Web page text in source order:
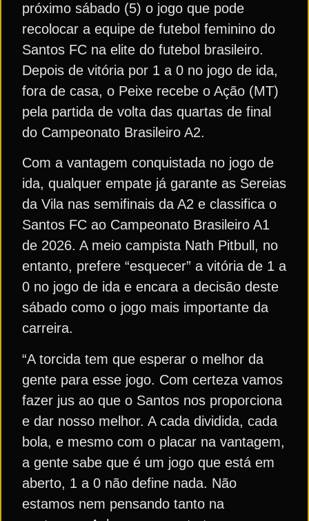
próximo sábado (5) o jogo que pode
recolocar a equipe de futebol feminino do
Santos FC na elite do futebol brasileiro.
Depois de vitória por 1 a 0 no jogo de ida,
fora de casa, o Peixe recebe o Ação (MT)
pela partida de volta das quartas de final
do Campeonato Brasileiro A2.
Com a vantagem conquistada no jogo de
ida, qualquer empate já garante as Sereias
da Vila nas semifinais da A2 e classifica o
Santos FC ao Campeonato Brasileiro A1
de 2026. A meio campista Nath Pitbull, no
entanto, prefere “esquecer” a vitória de 1 a
0 no jogo de ida e encara a decisão deste
sábado como o jogo mais importante da
carreira.
“A torcida tem que esperar o melhor da
gente para esse jogo. Com certeza vamos
fazer jus ao que o Santos nos proporciona
e dar nosso melhor. A cada dividida, cada
bola, e mesmo com o placar na vantagem,
a gente sabe que é um jogo que está em
aberto, 1 a 0 não define nada. Não
estamos nem pensando tanto na